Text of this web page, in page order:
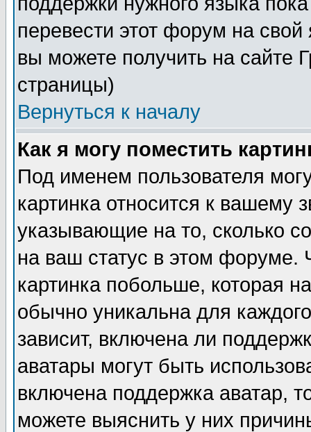
перевести этот форум на
вы можете получить на сайте
страницы)
Вернуться к началу
Как я могу поместить
Под именем пользователя
картинка относится к вашему
указывающие на то, сколько
на ваш статус в этом форуме.
картинка побольше, которая
обычно уникальна для
зависит, включена ли
аватары могут быть
включена поддержка аватар,
можете выяснить у них